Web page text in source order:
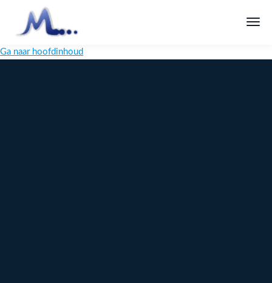
Ga naar hoofdinhoud